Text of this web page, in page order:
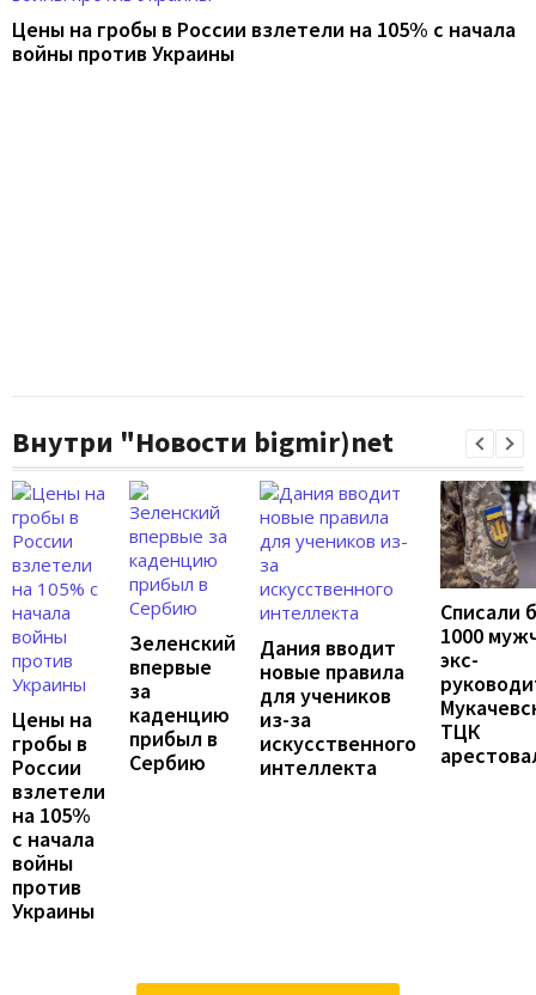
Цены на гробы в России взлетели на 105% с начала
войны против Украины
Внутри "Новости bigmir)net
Цены на
гробы в
России
взлетели
на 105%
с начала
войны
против
Украины
Зеленский
впервые
за
каденцию
прибыл в
Сербию
Дания вводит
новые правила
для учеников
из-за
искусственного
интеллекта
Списали
1000
экс-
ТЦК